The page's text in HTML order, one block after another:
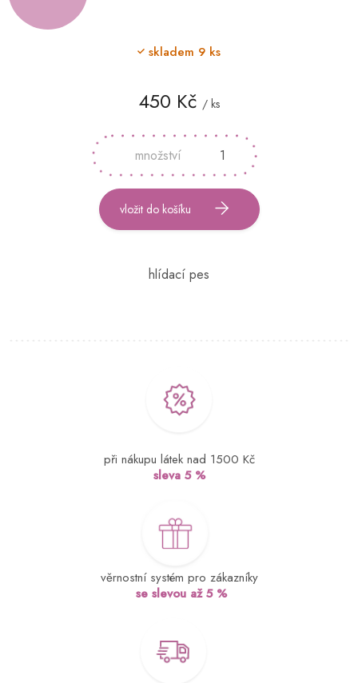
450 Kč / ks
cena:
skladem 9 ks
vložit do košíku
při nákupu látek nad 1500 Kč
sleva 5 %
věrnostní systém pro zákazníky
se slevou až 5 %